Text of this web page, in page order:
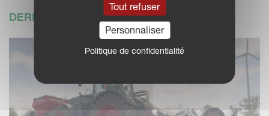
DERNIÈRES ACTUALITÉS
Tout refuser
Personnaliser
Politique de confidentialité